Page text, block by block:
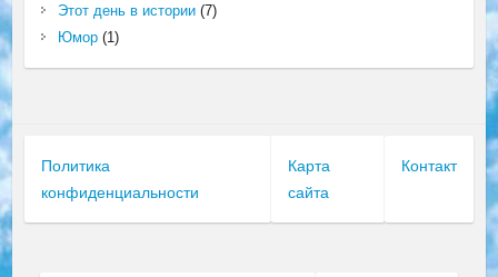
Этот день в истории(7)
Юмор(1)
Политика
конфиденциальности
Карта
сайта
Контакт